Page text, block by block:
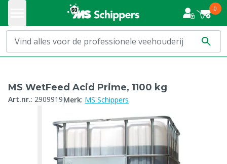
0
MS WetFeed Acid Prime, 1100 kg
Art.nr.: 2909919Merk: MS Schippers